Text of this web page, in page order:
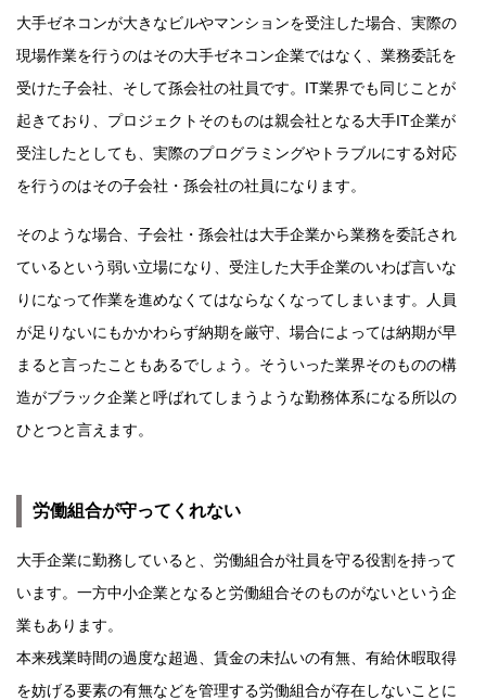
大手ゼネコンが大きなビルやマンションを受注した場合、実際の
現場作業を行うのはその大手ゼネコン企業ではなく、業務委託を
受けた子会社、そして孫会社の社員です。IT業界でも同じことが
起きており、プロジェクトそのものは親会社となる大手IT企業が
受注したとしても、実際のプログラミングやトラブルにする対応
を行うのはその子会社・孫会社の社員になります。
そのような場合、子会社・孫会社は大手企業から業務を委託され
ているという弱い立場になり、受注した大手企業のいわば言いな
りになって作業を進めなくてはならなくなってしまいます。人員
が足りないにもかかわらず納期を厳守、場合によっては納期が早
まると言ったこともあるでしょう。そういった業界そのものの構
造がブラック企業と呼ばれてしまうような勤務体系になる所以の
ひとつと言えます。
労働組合が守ってくれない
大手企業に勤務していると、労働組合が社員を守る役割を持って
います。一方中小企業となると労働組合そのものがないという企
業もあります。
本来残業時間の過度な超過、賃金の未払いの有無、有給休暇取得
を妨げる要素の有無などを管理する労働組合が存在しないことに